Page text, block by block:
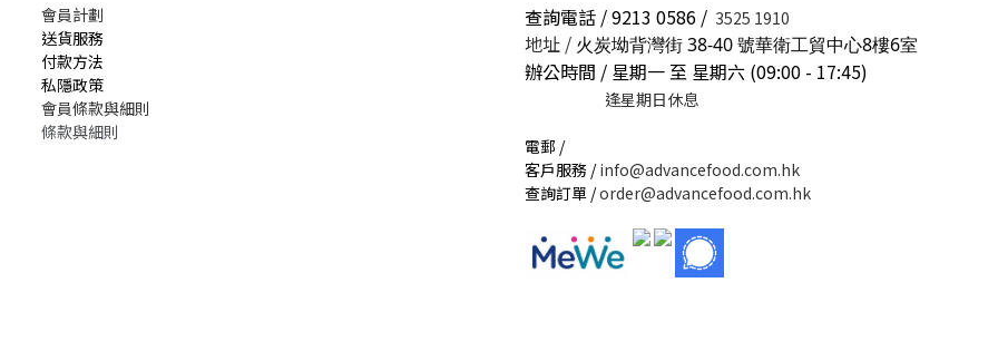
會員計劃
送貨服務
付款方法
私隱政策
會員條款與細則
條款與細則
查詢電話 / 9213 0586 / 3525 1910
地址 / 火炭坳背灣街 38-40 號華衛工貿中心8樓6室
辦公時間 / 星期一 至 星期六 (09:00 - 17:45)
逢星期日休息
電郵 /
客戶服務 /info@advancefood.com.hk
查詢訂單 /order@advancefood.com.hk